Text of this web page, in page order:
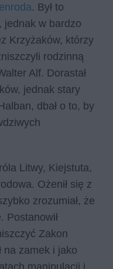
. Był to
jednak w bardzo
Krzyżaków, którzy
rodzinną
Alf. Dorastał
jednak stary
dbał o to, by
Litwy, Kiejstuta,
Ożenił się z
zrozumiał, że
Postanowił
Zakon
na zamek i jako